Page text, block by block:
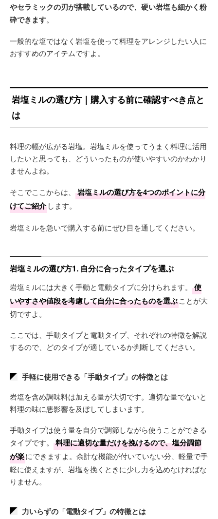
やセラミックの刃が搭載しているので、硬い岩塩も細かく粉
砕できます。
一般的な塩ではなく岩塩を使って料理をアレンジしたい人に
おすすめのアイテムですよ。
岩塩ミルの選び方｜購入する前に確認すべき点と
は
料理の幅が広がる岩塩。岩塩ミルを使ってうまく料理に活用
したいと思っても、どういったものが使いやすいのかわかり
ませんよね。
そこでここからは、
岩塩ミルの選び方を4つのポイントに分
けてご紹介 します。
岩塩ミルを急いで購入する前にぜひ目を通してください。
岩塩ミルの選び方1. 自分に合ったタイプを選ぶ
岩塩ミルには大きく手動と電動タイプに分けられます。
使
いやすさや値段を考慮して自分に合ったものを選ぶことが大
切ですよ。
ここでは、手動タイプと電動タイプ、それぞれの特徴を解説
するので、どのタイプが適しているか判断してください。
手軽に使用できる「手動タイプ」の特徴とは
岩塩を含め調味料は加える量が大切です。適切な量でないと
料理の味に悪影響を及ぼしてしまいます。
手動タイプは使う量を自分で調節しながら使うことができる
タイプです。
料理に適切な量だけを挽けるので、塩分調節
が楽にできますよ。余計な機能が付いていない分、軽量で手
軽に使えますが、岩塩を挽くときに少し力を込めなければな
りません。
力いらずの「電動タイプ」の特徴とは